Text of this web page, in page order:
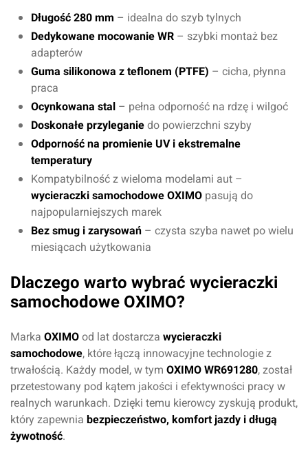
Długość 280 mm – idealna do szyb tylnych
Dedykowane mocowanie WR – szybki montaż bez
adapterów
Guma silikonowa z teflonem (PTFE) – cicha, płynna
praca
Ocynkowana stal – pełna odporność na rdzę i wilgoć
Doskonałe przyleganie do powierzchni szyby
Odporność na promienie UV i ekstremalne
temperatury
Kompatybilność z wieloma modelami aut –
wycieraczki samochodowe OXIMO pasują do
najpopularniejszych marek
Bez smug i zarysowań – czysta szyba nawet po wielu
miesiącach użytkowania
Dlaczego warto wybrać wycieraczki
samochodowe OXIMO?
Marka OXIMO od lat dostarcza wycieraczki
samochodowe, które łączą innowacyjne technologie z
trwałością. Każdy model, w tym OXIMO WR691280, został
przetestowany pod kątem jakości i efektywności pracy w
realnych warunkach. Dzięki temu kierowcy zyskują produkt,
który zapewnia bezpieczeństwo, komfort jazdy i długą
żywotność.
Oceń produkt
Przyznaj ocenę: